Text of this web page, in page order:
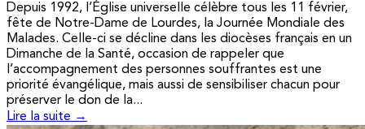
Depuis 1992, l’Église universelle célèbre tous les 11 février,
fête de Notre-Dame de Lourdes, la Journée Mondiale des
Malades. Celle-ci se décline dans les diocèses français en un
Dimanche de la Santé, occasion de rappeler que
l’accompagnement des personnes souffrantes est une
priorité évangélique, mais aussi de sensibiliser chacun pour
préserver le don de la...
Lire la suite →